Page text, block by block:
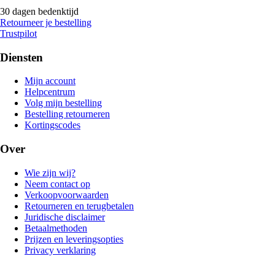
30 dagen bedenktijd
Retourneer je bestelling
Trustpilot
Diensten
Mijn account
Helpcentrum
Volg mijn bestelling
Bestelling retourneren
Kortingscodes
Over
Wie zijn wij?
Neem contact op
Verkoopvoorwaarden
Retourneren en terugbetalen
Juridische disclaimer
Betaalmethoden
Prijzen en leveringsopties
Privacy verklaring